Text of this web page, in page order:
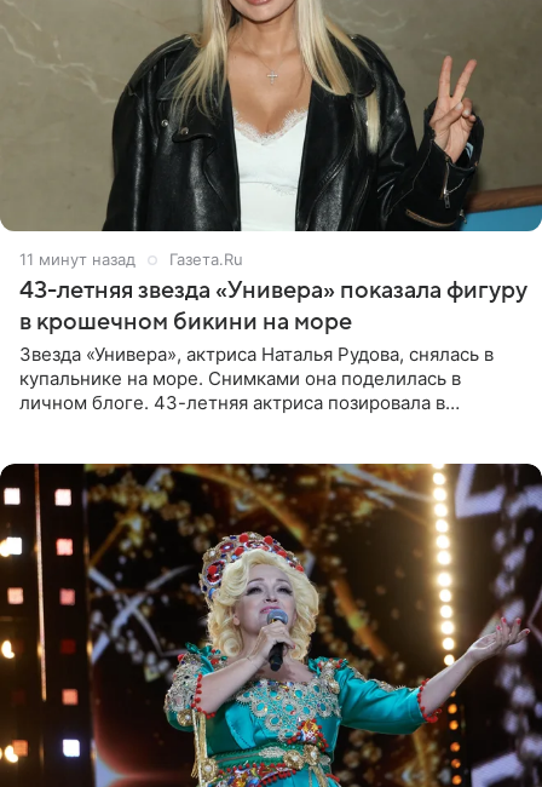
11 минут назад Газета.Ru
43-летняя звезда «Универа» показала фигуру
в крошечном бикини на море
Звезда «Универа», актриса Наталья Рудова, снялась в
купальнике на море. Снимками она поделилась в
личном блоге. 43-летняя актриса позировала в